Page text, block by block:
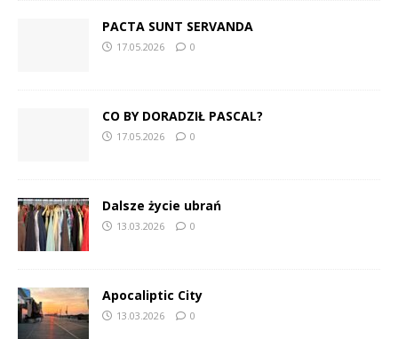
PACTA SUNT SERVANDA
17.05.2026 0
CO BY DORADZIŁ PASCAL?
17.05.2026 0
Dalsze życie ubrań
13.03.2026 0
Apocaliptic City
13.03.2026 0